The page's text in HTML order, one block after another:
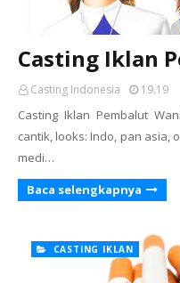
Casting Iklan
Casting Indonesia 19.19
Casting Iklan Pembalut
cantik, looks: Indo, pan asia,
medi…
Baca selengkapnya
CASTING IKLAN